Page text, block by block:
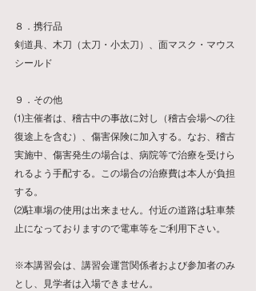
８．携行品
剣道具、木刀（太刀・小太刀）、面マスク・マウス
シールド
９．その他
⑴主催者は、稽古中の事故に対し（稽古会場への往
復途上を含む）、傷害保険に加入する。なお、稽古
実施中、傷害発生の場合は、病院等で治療を受けら
れるよう手配する。この場合の治療費は本人が負担
する。
⑵駐車場の使用は出来ません。付近の道路は駐車禁
止になっておりますので電車等をご利用下さい。
※本講習会は、講習会運営関係者および参加者のみ
とし、見学者は入場できません。